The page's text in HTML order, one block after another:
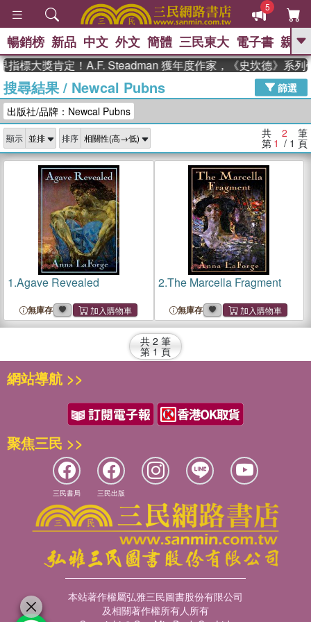
5
GO
熱搜： The Odyssey 、
父親節 、 如果歷史是一群喵 、 暑期
念華 、 台灣的李登輝時代 、 數學女
孩：黎曼猜想
偉大的迷走神經
暢銷榜 新品 中文 外文 簡體 三民東大 電子書 親子
指標大獎肯定！A.F. Steadman 獲年度作家，《史坎德》系列
搜尋結果/ Newcal Pubns
篩選
出版社/品牌：Newcal Pubns
顯示 排序 共 2 筆
第 1 / 1 頁
1.Agave Revealed
無庫存
2.The Marcella Fragment
無庫存
共 2 筆
第 1 頁
網站導航 >>
聚焦三民 >>
三民書局 三民出版
本站著作權屬弘雅三民圖書股份有限公司
及相關著作權所有人所有